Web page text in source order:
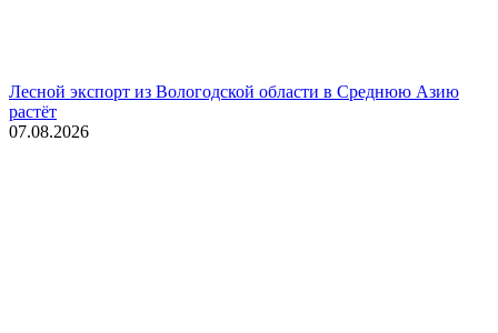
Лесной экспорт из Вологодской области в Среднюю Азию
растёт
07.08.2026